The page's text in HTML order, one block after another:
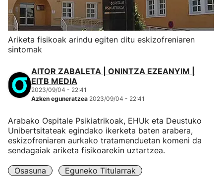
Ariketa fisikoak arindu egiten ditu eskizofreniaren
sintomak
AITOR ZABALETA | ONINTZA EZEANYIM |
EITB MEDIA
2023/09/04 - 22:41
Azken eguneratzea 2023/09/04 - 22:41
Arabako Ospitale Psikiatrikoak, EHUk eta Deustuko
Unibertsitateak egindako ikerketa baten arabera,
eskizofreniaren aurkako tratamenduetan komeni da
sendagaiak ariketa fisikoarekin uztartzea.
Osasuna Eguneko Titularrak